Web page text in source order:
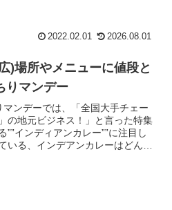
2022.02.01 2026.08.01
)場所やメニューに値段と
りマンデー
ンデーでは、「全国大手チェー
の地元ビジネス！」と言った特集
インディアンカレー””に注目し
いる、インデアンカレーはどんな